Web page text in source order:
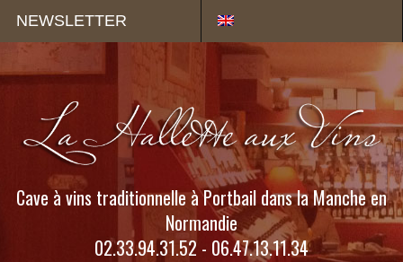
NEWSLETTER
Cave à vins traditionnelle à Portbail dans la Manche en
Normandie
02.33.94.31.52 - 06.47.13.11.34
Panneau de gestion des cookies